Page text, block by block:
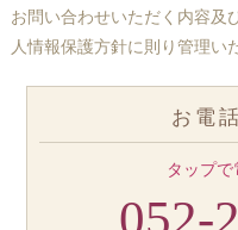
お問い合わせいただく内容及
人情報保護方針に則り管理い
お電
タップ
052-